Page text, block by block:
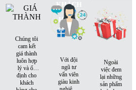
Chúng tôi
cam kết
giá thành
luôn hợp
lý và ổn
định cho
khách
KHÁCH
HÀNG
Với đội
ngũ tư
vấn viên
giàu kinh
Ngoài
việc đem
lại những
sản phẩm